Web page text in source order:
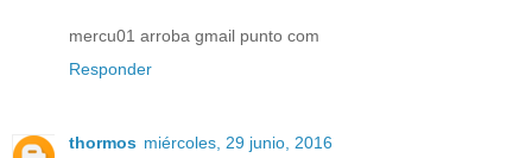
mercu01 arroba gmail punto com
Responder
thormos miércoles, 29 junio, 2016